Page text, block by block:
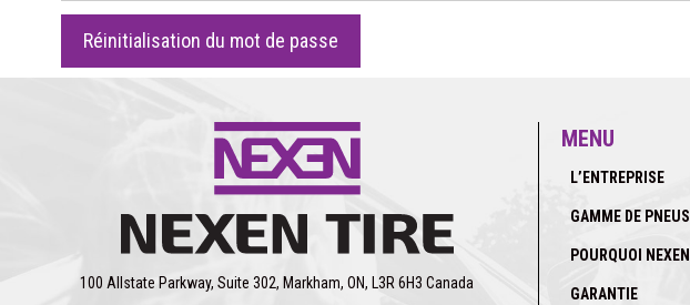
Réinitialisation du mot de passe
100 Allstate Parkway, Suite 302, Markham, ON, L3R 6H3 Canada
MENU
L’ENTREPRISE
GAMME DE PNEUS
POURQUOI NEXEN
GARANTIE